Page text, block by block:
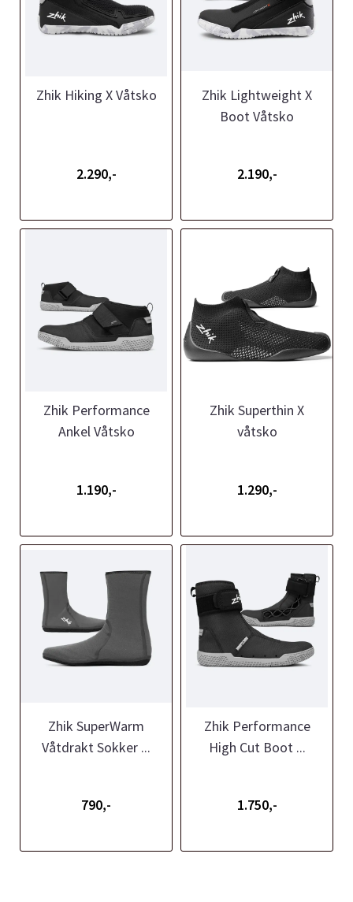
Zhik Hiking X Våtsko
2.290,-
Zhik Lightweight X
Boot Våtsko
2.190,-
Zhik Performance
Ankel Våtsko
1.190,-
Zhik Superthin X
våtsko
1.290,-
Zhik SuperWarm
Våtdrakt Sokker ...
790,-
Zhik Performance
High Cut Boot ...
1.750,-